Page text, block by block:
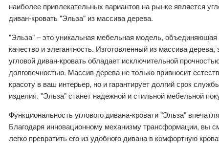
наиболее привлекательных вариантов на рынке является
диван-кровать "Эльза" из массива дерева.
"Эльза" – это уникальная мебельная модель, объединяющая
качество и элегантность. Изготовленный из массива дерева,
угловой диван-кровать обладает исключительной
долговечностью. Массив дерева не только привносит
красоту в ваш интерьер, но и гарантирует долгий срок
изделия. "Эльза" станет надежной и стильной мебельной
Функциональность углового дивана-кровати "Эльза"
Благодаря инновационному механизму трансформации, вы
легко превратить его из удобного дивана в комфортную